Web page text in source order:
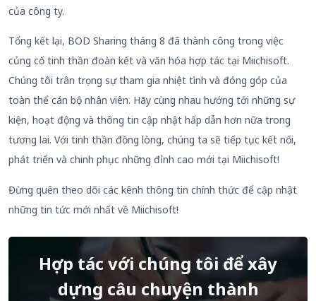
của công ty.
Tổng kết lại, BOD Sharing tháng 8 đã thành công trong việc
củng cố tinh thần đoàn kết và văn hóa hợp tác tại Miichisoft.
Chúng tôi trân trọng sự tham gia nhiệt tình và đóng góp của
toàn thể cán bộ nhân viên. Hãy cùng nhau hướng tới những sự
kiện, hoạt động và thông tin cập nhật hấp dẫn hơn nữa trong
tương lai. Với tinh thần đồng lòng, chúng ta sẽ tiếp tục kết nối,
phát triển và chinh phục những đỉnh cao mới tại Miichisoft!
Đừng quên theo dõi các kênh thông tin chính thức để cập nhật
những tin tức mới nhất về Miichisoft!
Hợp tác với chúng tôi để xây
dựng câu chuyện thành